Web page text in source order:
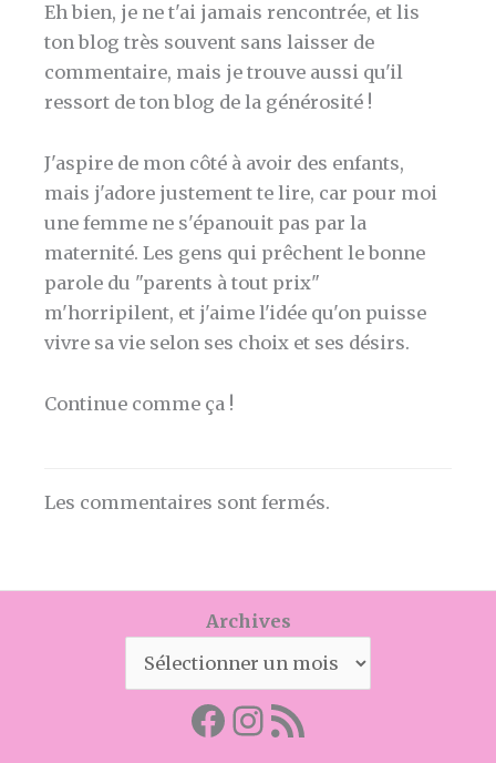
Eh bien, je ne t'ai jamais rencontrée, et lis
ton blog très souvent sans laisser de
commentaire, mais je trouve aussi qu'il
ressort de ton blog de la générosité !
J'aspire de mon côté à avoir des enfants,
mais j'adore justement te lire, car pour moi
une femme ne s'épanouit pas par la
maternité. Les gens qui prêchent le bonne
parole du "parents à tout prix"
m'horripilent, et j'aime l'idée qu'on puisse
vivre sa vie selon ses choix et ses désirs.
Continue comme ça !
Les commentaires sont fermés.
Archives
Facebook
Mon instagram
Abonnez-vous par RSS